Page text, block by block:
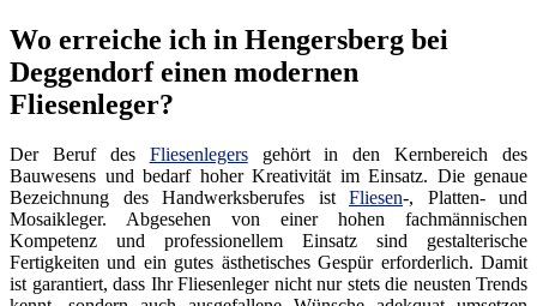
Wo erreiche ich in Hengersberg bei
Deggendorf einen modernen
Fliesenleger?
Der Beruf des Fliesenlegersgehört in den Kernbereich des
Bauwesens und bedarf hoher Kreativität im Einsatz. Die genaue
Bezeichnung des Handwerksberufes ist Fliesen-, Platten- und
Mosaikleger. Abgesehen von einer hohen fachmännischen
Kompetenz und professionellem Einsatz sind gestalterische
Fertigkeiten und ein gutes ästhetisches Gespür erforderlich. Damit
ist garantiert, dass Ihr Fliesenleger nicht nur stets die neusten Trends